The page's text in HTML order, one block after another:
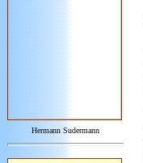
Hermann Sudermann